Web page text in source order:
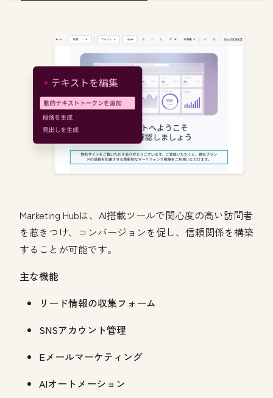
Marketing Hubは、 AI搭載ツールで関心度の高い訪問者
を惹きつけ、コンバージョンを促し、信頼関係を構築
することが可能です。
主な機能
リード情報の収集フォーム
SNSアカウント管理
Eメールマーケティング
AIオートメーション